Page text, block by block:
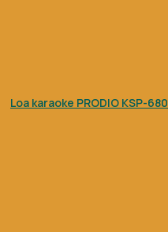
Loa karaoke PRODIO KSP-680